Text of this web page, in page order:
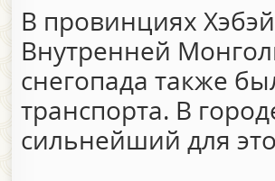
В провинциях
Внутренней
снегопада также
транспорта. В
сильнейший для